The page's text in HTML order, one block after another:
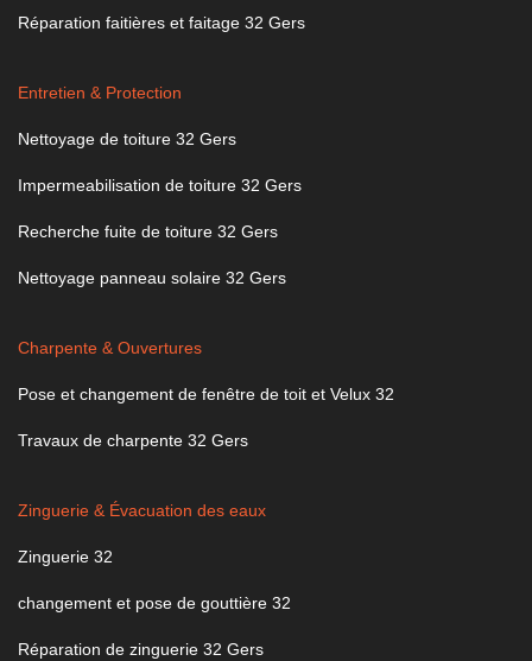
Réparation faitières et faitage 32 Gers
Entretien & Protection
Nettoyage de toiture 32 Gers
Impermeabilisation de toiture 32 Gers
Recherche fuite de toiture 32 Gers
Nettoyage panneau solaire 32 Gers
Charpente & Ouvertures
Pose et changement de fenêtre de toit et Velux 32
Travaux de charpente 32 Gers
Zinguerie & Évacuation des eaux
Zinguerie 32
changement et pose de gouttière 32
Réparation de zinguerie 32 Gers